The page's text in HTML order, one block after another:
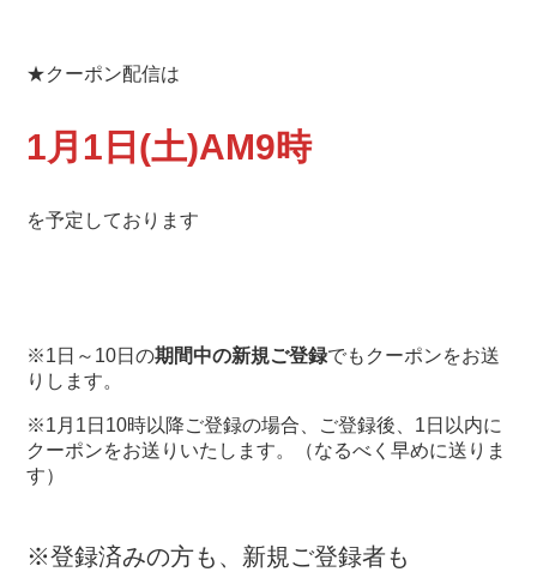
★クーポン配信は
1月1日(土)AM9時
を予定しております
※1日～10日の期間中の新規ご登録でもクーポンをお送
りします。
※1月1日10時以降ご登録の場合、ご登録後、1日以内に
クーポンをお送りいたします。（なるべく早めに送りま
す）
※登録済みの方も、新規ご登録者も